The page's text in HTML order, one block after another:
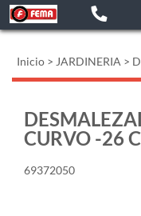
Inicio > JARDINERIA >
CURVO -26
69372050